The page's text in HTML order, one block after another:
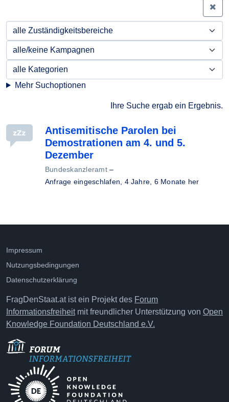
Mehr Suchoptionen
Ihre Suche ergab ein Ergebnis.
Antisemitische Parolen bei
Demostrationen am 4. und 5.
Dezember
Bundeskanzleramt–
Anfrage eingeschlafen, 4 Jahre, 6 Monate her
Impressum
Nutzungsbedingungen
Datenschutzerklärung
FragDenStaat.at ist ein Projekt des Forum
Informationsfreiheitmit freundlicher Unterstützung von Open
Knowledge Foundation Deutschland e.V.